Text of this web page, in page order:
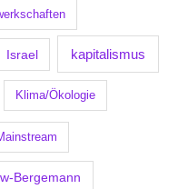
Israel kapitalismus
Klima/Ökologie
Bergemann